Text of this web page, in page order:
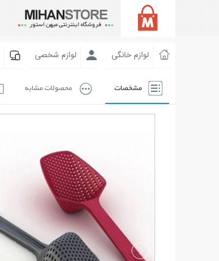
لوازم خانگی لوازم شخصی
مشخصات محصولات مشابه